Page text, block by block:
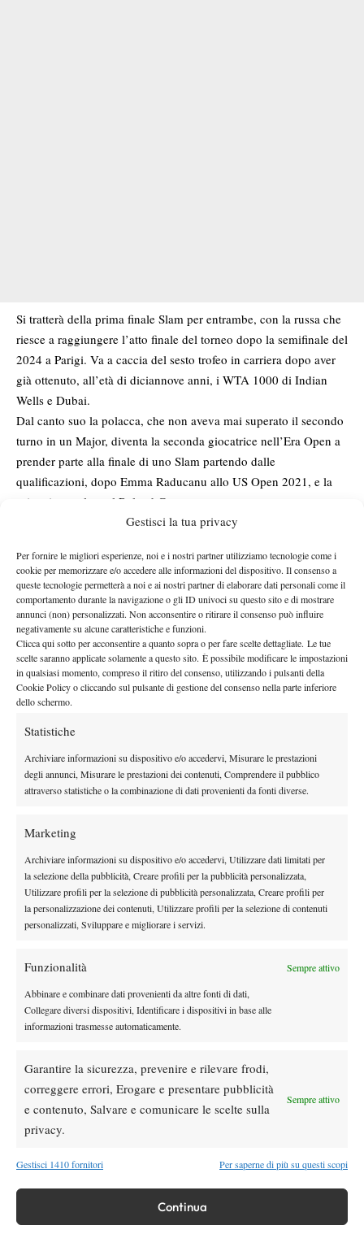
Gestisci la tua privacy
Per fornire le migliori esperienze, noi e i nostri partner utilizziamo tecnologie come i
cookie per memorizzare e/o accedere alle informazioni del dispositivo. Il consenso a
queste tecnologie permetterà a noi e ai nostri partner di elaborare dati personali come il
comportamento durante la navigazione o gli ID univoci su questo sito e di mostrare
annunci (non) personalizzati. Non acconsentire o ritirare il consenso può influire
negativamente su alcune caratteristiche e funzioni.
Clicca qui sotto per acconsentire a quanto sopra o per fare scelte dettagliate. Le tue
scelte saranno applicate solamente a questo sito. È possibile modificare le impostazioni
in qualsiasi momento, compreso il ritiro del consenso, utilizzando i pulsanti della
Cookie Policy o cliccando sul pulsante di gestione del consenso nella parte inferiore
dello schermo.
Statistiche
Archiviare informazioni su dispositivo e/o accedervi, Misurare le prestazioni
degli annunci, Misurare le prestazioni dei contenuti, Comprendere il pubblico
attraverso statistiche o la combinazione di dati provenienti da fonti diverse.
Marketing
Archiviare informazioni su dispositivo e/o accedervi, Utilizzare dati limitati per
la selezione della pubblicità, Creare profili per la pubblicità personalizzata,
Utilizzare profili per la selezione di pubblicità personalizzata, Creare profili per
la personalizzazione dei contenuti, Utilizzare profili per la selezione di contenuti
personalizzati, Sviluppare e migliorare i servizi.
Funzionalità Sempre attivo
Abbinare e combinare dati provenienti da altre fonti di dati,
Collegare diversi dispositivi, Identificare i dispositivi in base alle
informazioni trasmesse automaticamente.
Garantire la sicurezza, prevenire e rilevare frodi,
correggere errori, Erogare e presentare pubblicità
e contenuto, Salvare e comunicare le scelte sulla
privacy.
Sempre attivo
Gestisci 1410 fornitori Per saperne di più su questi scopi
Continua
Si tratterà della prima finale Slam per entrambe, con la russa che
riesce a raggiungere l’atto finale del torneo dopo la semifinale del
2024 a Parigi. Va a caccia del sesto trofeo in carriera dopo aver
già ottenuto, all’età di diciannove anni, i WTA 1000 di Indian
Wells e Dubai.
Dal canto suo la polacca, che non aveva mai superato il secondo
turno in un Major, diventa la seconda giocatrice nell’Era Open a
prender parte alla finale di uno Slam partendo dalle
qualificazioni, dopo Emma Raducanu allo US Open 2021, e la
prima in assoluto al Roland Garros.
Il percorso sin qui
Nel loro cammino verso l’atto conclusivo del torneo, le due
tenniste sono state quasi perfette, con un solo set perso ciascuno.
La giovane classe 2007 ha rimontato Marina Bassols al secondo
turno infliggendole un doppio 6-1 e sconfitto avversarie
decisamente in fiducia come Sorana Cirstea (ai quarti di finale) e
Marta Kostyuk (in semifinale).
La numero 114 del mondo, invece, ha ribaltato il match di terzo
turno contro Maria Sakkari e affrontato, rispettivamente al primo
semifinalista Slam Elise Mertens. In caso di sconfitta Chwalinska
salirebbe alla posizione numero 21 del ranking, ma in caso di
vittoria raggiungerebbe l’incredibile traguardo della posizione
numero 14 del ranking WTA.
DI TENDENZA
Masters 1000 Cincinnati 2026: a che ora e
News
giocherà lo US Open, forse non lo vedremo
più nel 2026”
Atp News
sempre le stesse sensazioni”
Effetto Montreal: forfait e sorprese